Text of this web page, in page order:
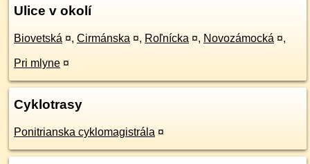
Ulice v okolí
Biovetská ¤, Cirmánska ¤, Roľnícka ¤, Novozámocká ¤,
Pri mlyne ¤
Cyklotrasy
Ponitrianska cyklomagistrála ¤